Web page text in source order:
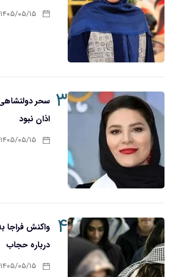
۱۴۰۵/۰۵/۱۵ ۲۱:۵۴
۳ سحر
اذان نبود
۱۴۰۵/۰۵/۱۵ ۲۱:۵۰
۴
واکنش فراجا
درباره حجاب
۱۴۰۵/۰۵/۱۵ ۲۱:۴۸